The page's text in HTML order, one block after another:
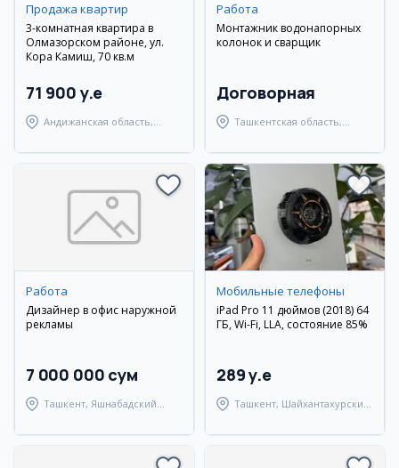
Продажа квартир
3-комнатная квартира в
Олмазорском районе, ул.
Кора Камиш, 70 кв.м
71 900 y.e
Андижанская область,
Работа
Монтажник водонапорных
колонок и сварщик
Договорная
Ташкентская область,
Работа
Дизайнер в офис наружной
рекламы
7 000 000 сум
Ташкент, Яшнабадский
Мобильные телефоны
iPad Pro 11 дюймов (2018) 64
ГБ, Wi-Fi, LLA, состояние 85%
289 y.e
Ташкент, Шайхантахурский